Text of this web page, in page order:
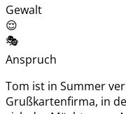
Gewalt
😌
🎭
Anspruch
Tom ist in Summer
Grußkartenfirma, in